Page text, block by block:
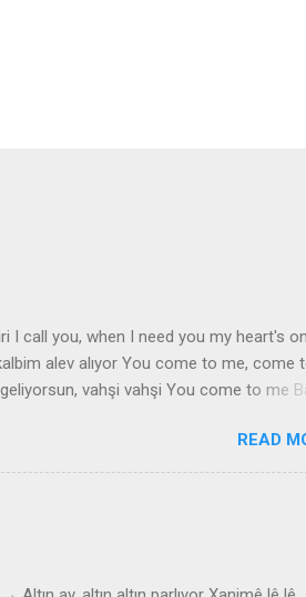
I call you, when I need you my heart's
alev alıyor You come to me, come
vahşi vahşi You come to me
Bana ömür boyu sözler ve düşler
like you know what it means Aşk dilini
gibi And it can't be wrong, take my
strong, baby Ve onu güçlü kıl, bebeğim
READ